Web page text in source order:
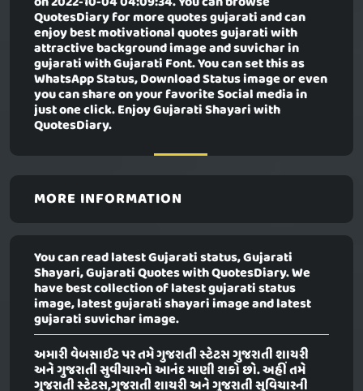
QuotesDiary for more quotes gujarati and can
enjoy best motivational quotes gujarati with
attractive background image and suvichar in
gujarati with Gujarati Font. You can set this as
WhatsApp Status, Download Status image or even
you can share on your favorite Social media in
just one click. Enjoy Gujarati Shayari with
QuotesDiary.
MORE INFORMATION
You can read latest Gujarati status, Gujarati
Shayari, Gujarati Quotes with QuotesDiary. We
have best collection of latest gujarati status
image, latest gujarati shayari image and latest
gujarati suvichar image.
અમારી વેબસાઈટ પર તમે ગુજરાતી સ્ટેટસ ગુજરાતી શાયરી
અને ગુજરાતી સુવીચારનો આનંદ માણી શકો છો. અહીં તમે
ગુજરાતી સ્ટેટસ,ગુજરાતી શાયરી અને ગુજરાતી સુવિચારની